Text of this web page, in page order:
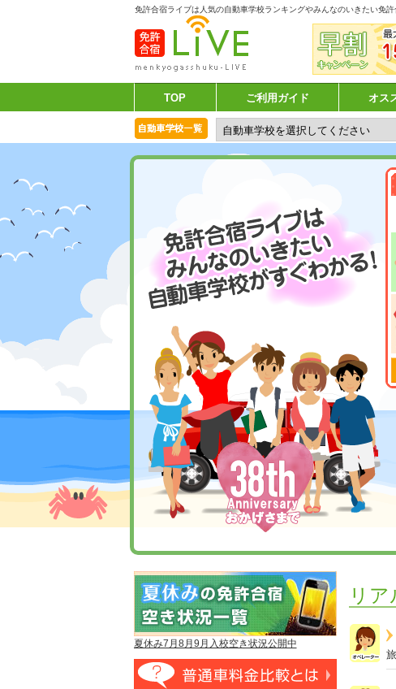
免許合宿ライブは人気の自動車学校ランキングやみんなのいきたい免
TOP ご利用ガイド オス
夏休み7月8月9月入校空き状況公開中
リ